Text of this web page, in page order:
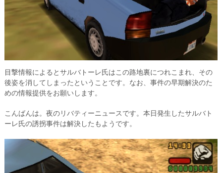
目撃情報によるとサルバトーレ氏はこの路地裏につれこまれ、その
後姿を消してしまったということです。なお、事件の早期解決のた
めの情報提供をお願いします。
こんばんは。夜のリバティーニュースです。本日発生したサルバト
ーレ氏の誘拐事件は解決したもようです。